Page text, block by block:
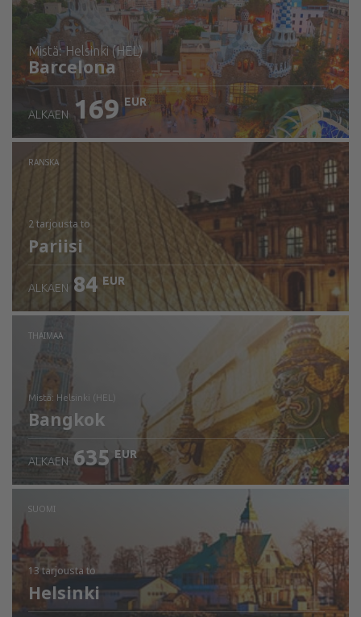
mistä: Helsinki (HEL)
Barcelona
Tarkista tiedot
ALKAEN 169 EUR
RANSKA
2 tarjousta to
Pariisi
ALKAEN 84 EUR
THAIMAA
mistä: Helsinki (HEL)
Bangkok
Tarkista tiedot
ALKAEN 635 EUR
SUOMI
13 tarjousta to
Helsinki